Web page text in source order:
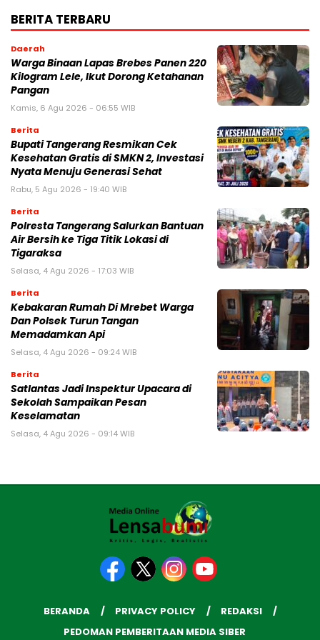
BERITA TERBARU
Daerah
Warga Binaan Lapas Brebes Panen 220
Kilogram Lele, Ikut Dorong Ketahanan
Pangan
Kamis, 6 Agu 2026 - 06:55 WIB
Berita
‎Bupati Tangerang Resmikan Cek
Kesehatan Gratis di SMKN 2, Investasi
Nyata Menuju Generasi Sehat
Rabu, 5 Agu 2026 - 19:40 WIB
Berita
Polresta Tangerang Salurkan Bantuan
Air Bersih ke Tiga Titik Lokasi di
Tigaraksa
Selasa, 4 Agu 2026 - 17:03 WIB
Berita
Kebakaran Rumah Di Mrebet Warga
Dan Polsek Turun Tangan
Memadamkan Api
Selasa, 4 Agu 2026 - 09:24 WIB
Berita
Satlantas Jadi Inspektur Upacara di
Sekolah Sampaikan Pesan
Keselamatan
Selasa, 4 Agu 2026 - 09:14 WIB
BERANDA PRIVACY POLICY
REDAKSI
PEDOMAN PEMBERITAAN MEDIA SIBER